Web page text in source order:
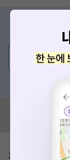
증
💬 무엇이든
혹시 잘못된
모두닥 팀에 알
가격표